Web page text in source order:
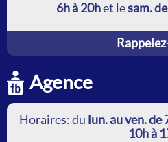
6h à 20het lesam.
Agence
Horaires: du lun. au ven. de
10h à